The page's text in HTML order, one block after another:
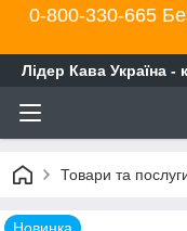
0-800-330-665
Лідер Кава Україна -
Товари та